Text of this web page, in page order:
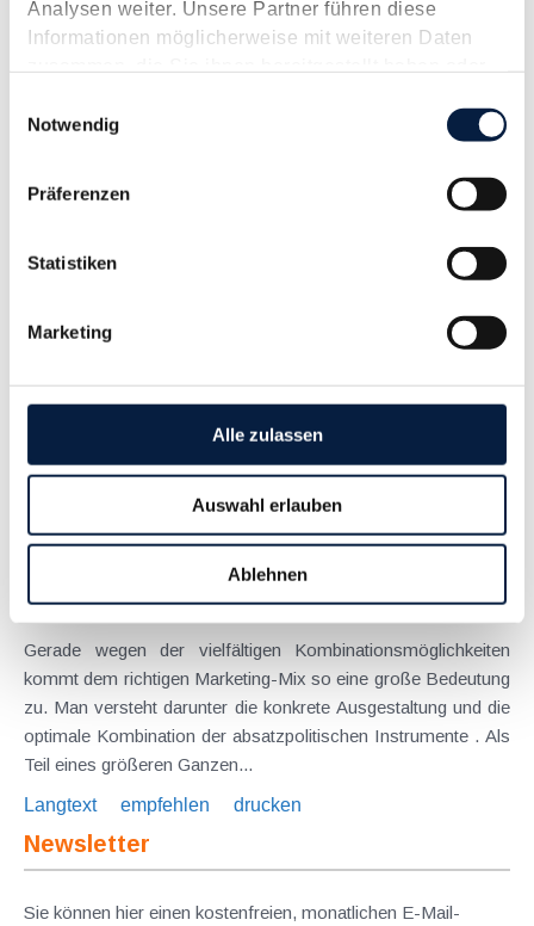
Analysen weiter. Unsere Partner führen diese
Informationen möglicherweise mit weiteren Daten
gesammelt haben.
Notwendig
Präferenzen
Statistiken
Marketing
Alle zulassen
Auswahl erlauben
Ablehnen
Problemstellung und rechtlicher Hintergrund Tagesgelder
sollen Verpflegungsmehraufwendungen ausgleichen, welche
im Zuge von Dienstreisen (beruflich bedingten Reisen) durch
die Unkenntnis über die lokale Gastronomie resultieren –
typischerweise stellt sich das Problem in der...
Einleitung und Kernaussage der Entscheidung Das
Bundesfinanzgericht (GZ RV/7103366/2025 vom 10.02.2026)
Elternteil nach einer Scheidung die Familienbeihilfe zusteht,
wenn sich das Kind tatsächlich überwiegend im Haushalt
eines...
empfehlen drucken
Auf den richtigen Marketing-Mix kommt es an
August 2016
Gerade wegen der vielfältigen Kombinationsmöglichkeiten
kommt dem richtigen Marketing-Mix so eine große Bedeutung
zu. Man versteht darunter die konkrete Ausgestaltung und die
optimale Kombination der absatzpolitischen Instrumente . Als
Teil eines größeren Ganzen...
Langtext
empfehlen drucken
Newsletter
Sie können hier einen kostenfreien, monatlichen E-Mail-